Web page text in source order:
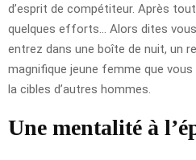
d’esprit de compétiteur. Après
quelques efforts… Alors dites vous
entrez dans une boîte de nuit, un
magnifique jeune femme que
la cibles d’autres hommes.
Une mentalité à